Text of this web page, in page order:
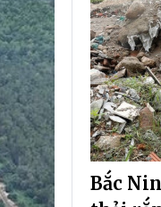
Bắc